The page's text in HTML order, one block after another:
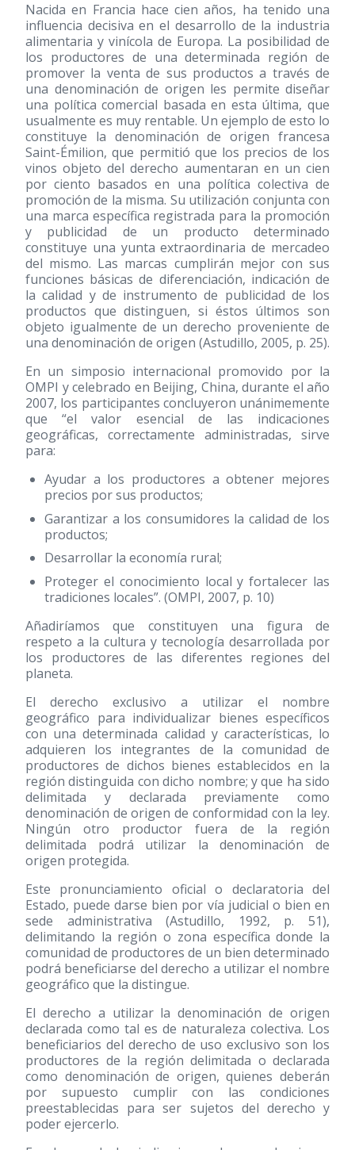
Nacida en Francia hace cien años, ha tenido una
influencia decisiva en el desarrollo de la industria
alimentaria y vinícola de Europa. La posibilidad de
los productores de una determinada región de
promover la venta de sus productos a través de
una denominación de origen les permite diseñar
una política comercial basada en esta última, que
usualmente es muy rentable. Un ejemplo de esto lo
constituye la denominación de origen francesa
Saint-Émilion, que permitió que los precios de los
vinos objeto del derecho aumentaran en un cien
por ciento basados en una política colectiva de
promoción de la misma. Su utilización conjunta con
una marca específica registrada para la promoción
y publicidad de un producto determinado
constituye una yunta extraordinaria de mercadeo
del mismo. Las marcas cumplirán mejor con sus
funciones básicas de diferenciación, indicación de
la calidad y de instrumento de publicidad de los
productos que distinguen, si éstos últimos son
objeto igualmente de un derecho proveniente de
una denominación de origen (Astudillo, 2005, p. 25).
En un simposio internacional promovido por la
OMPI y celebrado en Beijing, China, durante el año
2007, los participantes concluyeron unánimemente
que “el valor esencial de las indicaciones
geográficas, correctamente administradas, sirve
para:
Ayudar a los productores a obtener mejores
precios por sus productos;
Garantizar a los consumidores la calidad de los
productos;
Desarrollar la economía rural;
Proteger el conocimiento local y fortalecer las
tradiciones locales”. (OMPI, 2007, p. 10)
Añadiríamos que constituyen una figura de
respeto a la cultura y tecnología desarrollada por
los productores de las diferentes regiones del
planeta.
El derecho exclusivo a utilizar el nombre
geográfico para individualizar bienes específicos
con una determinada calidad y características, lo
adquieren los integrantes de la comunidad de
productores de dichos bienes establecidos en la
región distinguida con dicho nombre; y que ha sido
delimitada y declarada previamente como
denominación de origen de conformidad con la ley.
Ningún otro productor fuera de la región
delimitada podrá utilizar la denominación de
origen protegida.
Este pronunciamiento oficial o declaratoria del
Estado, puede darse bien por vía judicial o bien en
sede administrativa (Astudillo, 1992, p. 51),
delimitando la región o zona específica donde la
comunidad de productores de un bien determinado
podrá beneficiarse del derecho a utilizar el nombre
geográfico que la distingue.
El derecho a utilizar la denominación de origen
declarada como tal es de naturaleza colectiva. Los
beneficiarios del derecho de uso exclusivo son los
productores de la región delimitada o declarada
como denominación de origen, quienes deberán
por supuesto cumplir con las condiciones
preestablecidas para ser sujetos del derecho y
poder ejercerlo.